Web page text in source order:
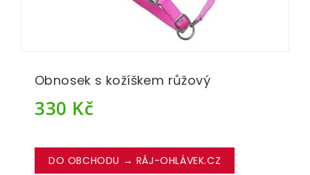
Obnosek s kožíškem růžový
330 Kč
DO OBCHODU → RÁJ-OHLÁVEK.CZ